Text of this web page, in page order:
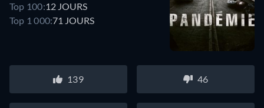
Top 100:12 JOURS
Top 1 000:71 JOURS
139 46